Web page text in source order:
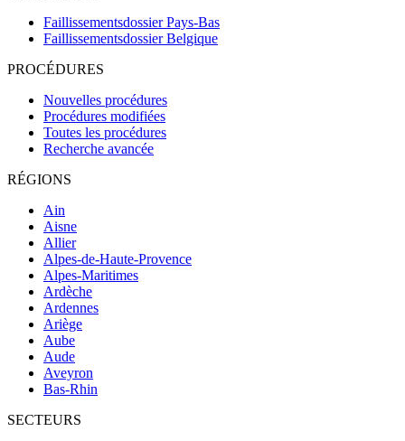
Faillissementsdossier Pays-Bas
Faillissementsdossier Belgique
PROCÉDURES
Nouvelles procédures
Procédures modifiées
Toutes les procédures
Recherche avancée
RÉGIONS
Ain
Aisne
Allier
Alpes-de-Haute-Provence
Alpes-Maritimes
Ardèche
Ardennes
Ariège
Aube
Aude
Aveyron
Bas-Rhin
SECTEURS